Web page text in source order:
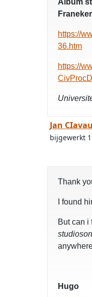
Album
https://
36.htm
https://
Jan
bijgewerkt
Thank
I found
But can i
Hugo